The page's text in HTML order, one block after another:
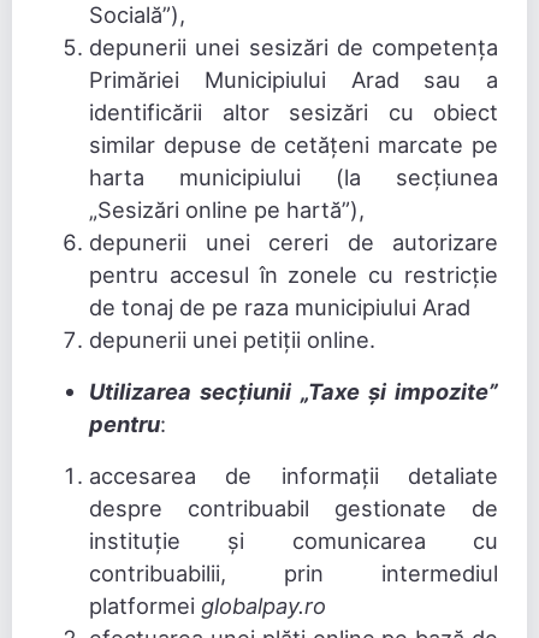
Socială”),
depunerii unei sesizări de competența
Primăriei Municipiului Arad sau a
identificării altor sesizări cu obiect
similar depuse de cetățeni marcate pe
harta municipiului (la secțiunea
„Sesizări online pe hartă”),
depunerii unei cereri de autorizare
pentru accesul în zonele cu restricție
de tonaj de pe raza municipiului Arad
depunerii unei petiții online.
Utilizarea secțiunii „Taxe și impozite”
pentru:
accesarea de informații detaliate
despre contribuabil gestionate de
instituție și comunicarea cu
contribuabilii, prin intermediul
platformei globalpay.ro